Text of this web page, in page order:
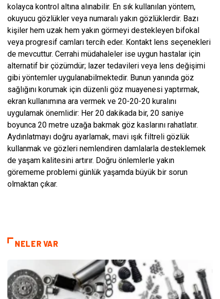
kolayca kontrol altına alınabilir. En sık kullanılan yöntem,
okuyucu gözlükler veya numaralı yakın gözlüklerdir. Bazı
kişiler hem uzak hem yakın görmeyi destekleyen bifokal
veya progresif camları tercih eder. Kontakt lens seçenekleri
de mevcuttur. Cerrahi müdahaleler ise uygun hastalar için
alternatif bir çözümdür; lazer tedavileri veya lens değişimi
gibi yöntemler uygulanabilmektedir. Bunun yanında göz
sağlığını korumak için düzenli göz muayenesi yaptırmak,
ekran kullanımına ara vermek ve 20-20-20 kuralını
uygulamak önemlidir: Her 20 dakikada bir, 20 saniye
boyunca 20 metre uzağa bakmak göz kaslarını rahatlatır.
Aydınlatmayı doğru ayarlamak, mavi ışık filtreli gözlük
kullanmak ve gözleri nemlendiren damlalarla desteklemek
de yaşam kalitesini artırır. Doğru önlemlerle yakın
görememe problemi günlük yaşamda büyük bir sorun
olmaktan çıkar.
NELER VAR